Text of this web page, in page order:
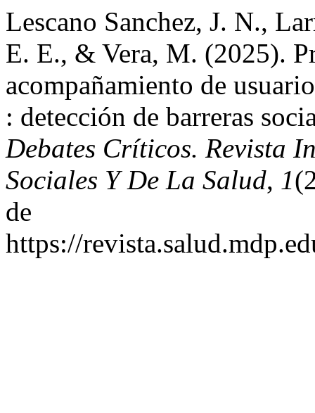
Lescano Sanchez, J. N.,
E. E., & Vera, M. (2025).
acompañamiento de
: detección de barreras
Debates Críticos. Revista
Sociales Y De La Salud, 1
de
https://